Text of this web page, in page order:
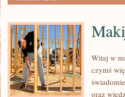
Witaj w
czymś
oraz